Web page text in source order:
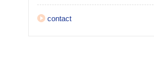
contact